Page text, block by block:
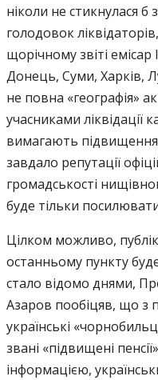
ніколи не стикнулася б
голодовок
щорічному звіті
Донець, Суми, Харків,
не повна «географія»
учасниками
вимагають підвищення
завдало репутації
громадськості
буде тільки
Цілком можливо,
останньому пункту
стало відомо днями,
Азаров пообіцяв, що з
українські
звані «підвищені
інформацією,